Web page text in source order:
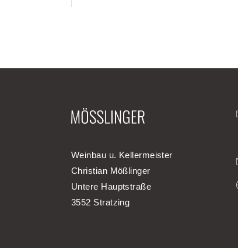
Weinbau u. Kellermeister
Christian Mößlinger
Untere Hauptstraße
3552 Stratzing